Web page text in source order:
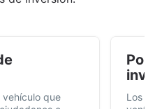
vehículo que
Por
Los